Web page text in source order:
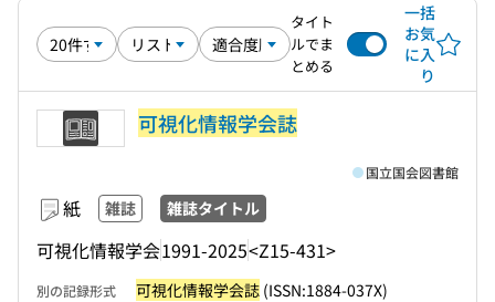
タイト
ルでま
とめる
一括
お気
に入
り
可視化情報学会誌
紙 雑誌 雑誌タイトル
可視化情報学会1991-2025<Z15-431>
国立国会図書館
別の記録形式 可視化情報学会誌 (ISSN:1884-037X)